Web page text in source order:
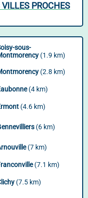
PROCHES
sous-
(1.9 km)
(2.8 km)
(4 km)
(4.6 km)
(6 km)
(7 km)
(7.1 km)
(7.5 km)